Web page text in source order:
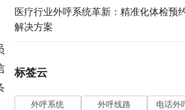
医疗行业外呼系统革新：精准化体检预
解决方案​
标签云
外呼系统 外呼线路
电话外